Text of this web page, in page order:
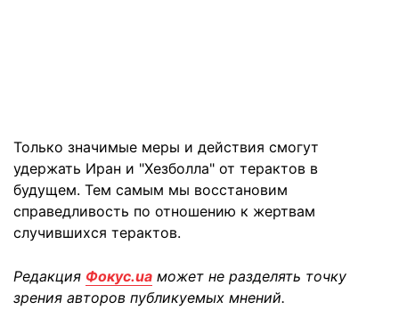
Только значимые меры и действия смогут
удержать Иран и "Хезболла" от терактов в
будущем. Тем самым мы восстановим
справедливость по отношению к жертвам
случившихся терактов.
Редакция Фокус.ua может не разделять точку
зрения авторов публикуемых мнений.